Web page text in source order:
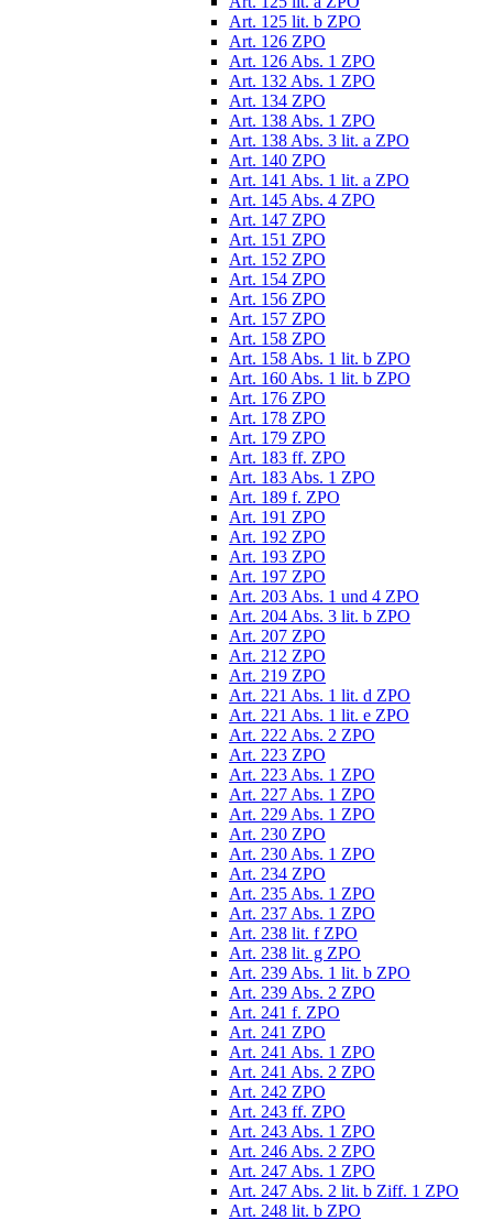
Art. 125 lit. b ZPO
Art. 126 ZPO
Art. 126 Abs. 1 ZPO
Art. 132 Abs. 1 ZPO
Art. 134 ZPO
Art. 138 Abs. 1 ZPO
Art. 138 Abs. 3 lit. a ZPO
Art. 140 ZPO
Art. 141 Abs. 1 lit. a ZPO
Art. 145 Abs. 4 ZPO
Art. 147 ZPO
Art. 151 ZPO
Art. 152 ZPO
Art. 154 ZPO
Art. 156 ZPO
Art. 157 ZPO
Art. 158 ZPO
Art. 158 Abs. 1 lit. b ZPO
Art. 160 Abs. 1 lit. b ZPO
Art. 176 ZPO
Art. 178 ZPO
Art. 179 ZPO
Art. 183 ff. ZPO
Art. 183 Abs. 1 ZPO
Art. 189 f. ZPO
Art. 191 ZPO
Art. 192 ZPO
Art. 193 ZPO
Art. 197 ZPO
Art. 203 Abs. 1 und 4 ZPO
Art. 204 Abs. 3 lit. b ZPO
Art. 207 ZPO
Art. 212 ZPO
Art. 219 ZPO
Art. 221 Abs. 1 lit. d ZPO
Art. 221 Abs. 1 lit. e ZPO
Art. 222 Abs. 2 ZPO
Art. 223 ZPO
Art. 223 Abs. 1 ZPO
Art. 227 Abs. 1 ZPO
Art. 229 Abs. 1 ZPO
Art. 230 ZPO
Art. 230 Abs. 1 ZPO
Art. 234 ZPO
Art. 235 Abs. 1 ZPO
Art. 237 Abs. 1 ZPO
Art. 238 lit. f ZPO
Art. 238 lit. g ZPO
Art. 239 Abs. 1 lit. b ZPO
Art. 239 Abs. 2 ZPO
Art. 241 f. ZPO
Art. 241 ZPO
Art. 241 Abs. 1 ZPO
Art. 241 Abs. 2 ZPO
Art. 242 ZPO
Art. 243 ff. ZPO
Art. 243 Abs. 1 ZPO
Art. 246 Abs. 2 ZPO
Art. 247 Abs. 1 ZPO
Art. 247 Abs. 2 lit. b Ziff. 1 ZPO
Art. 248 lit. b ZPO